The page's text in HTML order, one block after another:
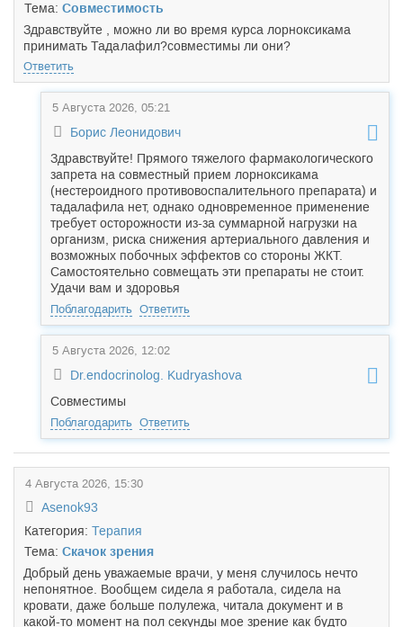
Тема: Совместимость
Здравствуйте , можно ли во время курса лорноксикама
принимать Тадалафил?совместимы ли они?
Ответить
5 Августа 2026, 05:21
Борис Леонидович
Здравствуйте! Прямого тяжелого фармакологического
запрета на совместный прием лорноксикама
(нестероидного противовоспалительного препарата) и
тадалафила нет, однако одновременное применение
требует осторожности из-за суммарной нагрузки на
организм, риска снижения артериального давления и
возможных побочных эффектов со стороны ЖКТ.
Самостоятельно совмещать эти препараты не стоит.
Удачи вам и здоровья
Поблагодарить Ответить
5 Августа 2026, 12:02
Dr.endocrinolog. Kudryashova
Совместимы
Поблагодарить Ответить
4 Августа 2026, 15:30
Asenok93
Категория: Терапия
Тема: Скачок зрения
Добрый день уважаемые врачи, у меня случилось нечто
непонятное. Вообщем сидела я работала, сидела на
кровати, даже больше полулежа, читала документ и в
какой-то момент на пол секунды мое зрение как будто